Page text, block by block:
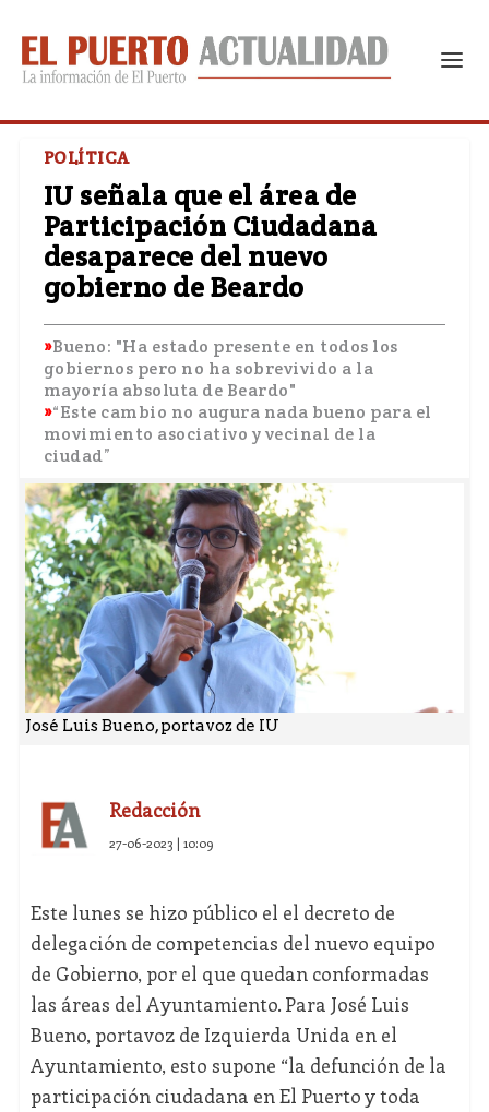
POLÍTICA
IU señala que el área de
Participación Ciudadana
desaparece del nuevo
gobierno de Beardo
Bueno: "Ha estado presente en todos los
gobiernos pero no ha sobrevivido a la
mayoría absoluta de Beardo"
“Este cambio no augura nada bueno para el
movimiento asociativo y vecinal de la
ciudad”
José Luis Bueno, portavoz de IU
Redacción
27-06-2023 | 10:09
Este lunes se hizo público el el decreto de
delegación de competencias del nuevo equipo
de Gobierno, por el que quedan conformadas
las áreas del Ayuntamiento. Para José Luis
Bueno, portavoz de Izquierda Unida en el
Ayuntamiento, esto supone “la defunción de la
participación ciudadana en El Puerto y toda